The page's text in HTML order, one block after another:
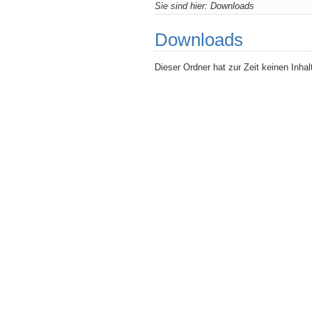
Sie sind hier: Downloads
Downloads
Dieser Ordner hat zur Zeit keinen